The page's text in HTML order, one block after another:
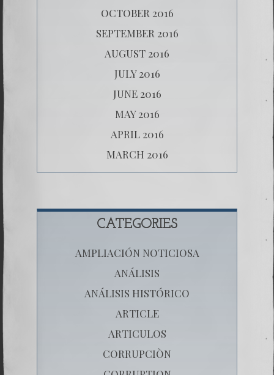
OCTOBER 2016
SEPTEMBER 2016
AUGUST 2016
JULY 2016
JUNE 2016
MAY 2016
APRIL 2016
MARCH 2016
CATEGORIES
AMPLIACIÓN NOTICIOSA
ANÁLISIS
ANÁLISIS HISTÓRICO
ARTICLE
ARTICULOS
CORRUPCIÒN